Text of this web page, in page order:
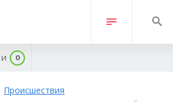
0
Происшествия